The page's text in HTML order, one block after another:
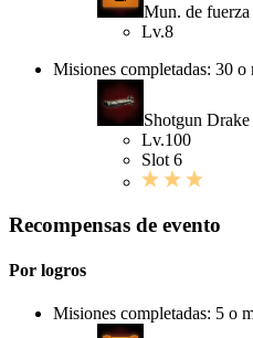
Mun. de fuerza
Lv.8
Misiones completadas: 30 o
Shotgun
Lv.100
Slot 6
Recompensas de evento
Por logros
Misiones completadas: 5 o